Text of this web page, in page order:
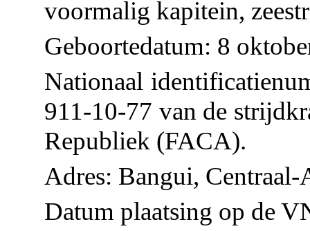
voormalig kapitein,
Geboortedatum: 8
Nationaal
911-10-77 van de
Republiek (FACA).
Adres: Bangui,
Datum plaatsing op de